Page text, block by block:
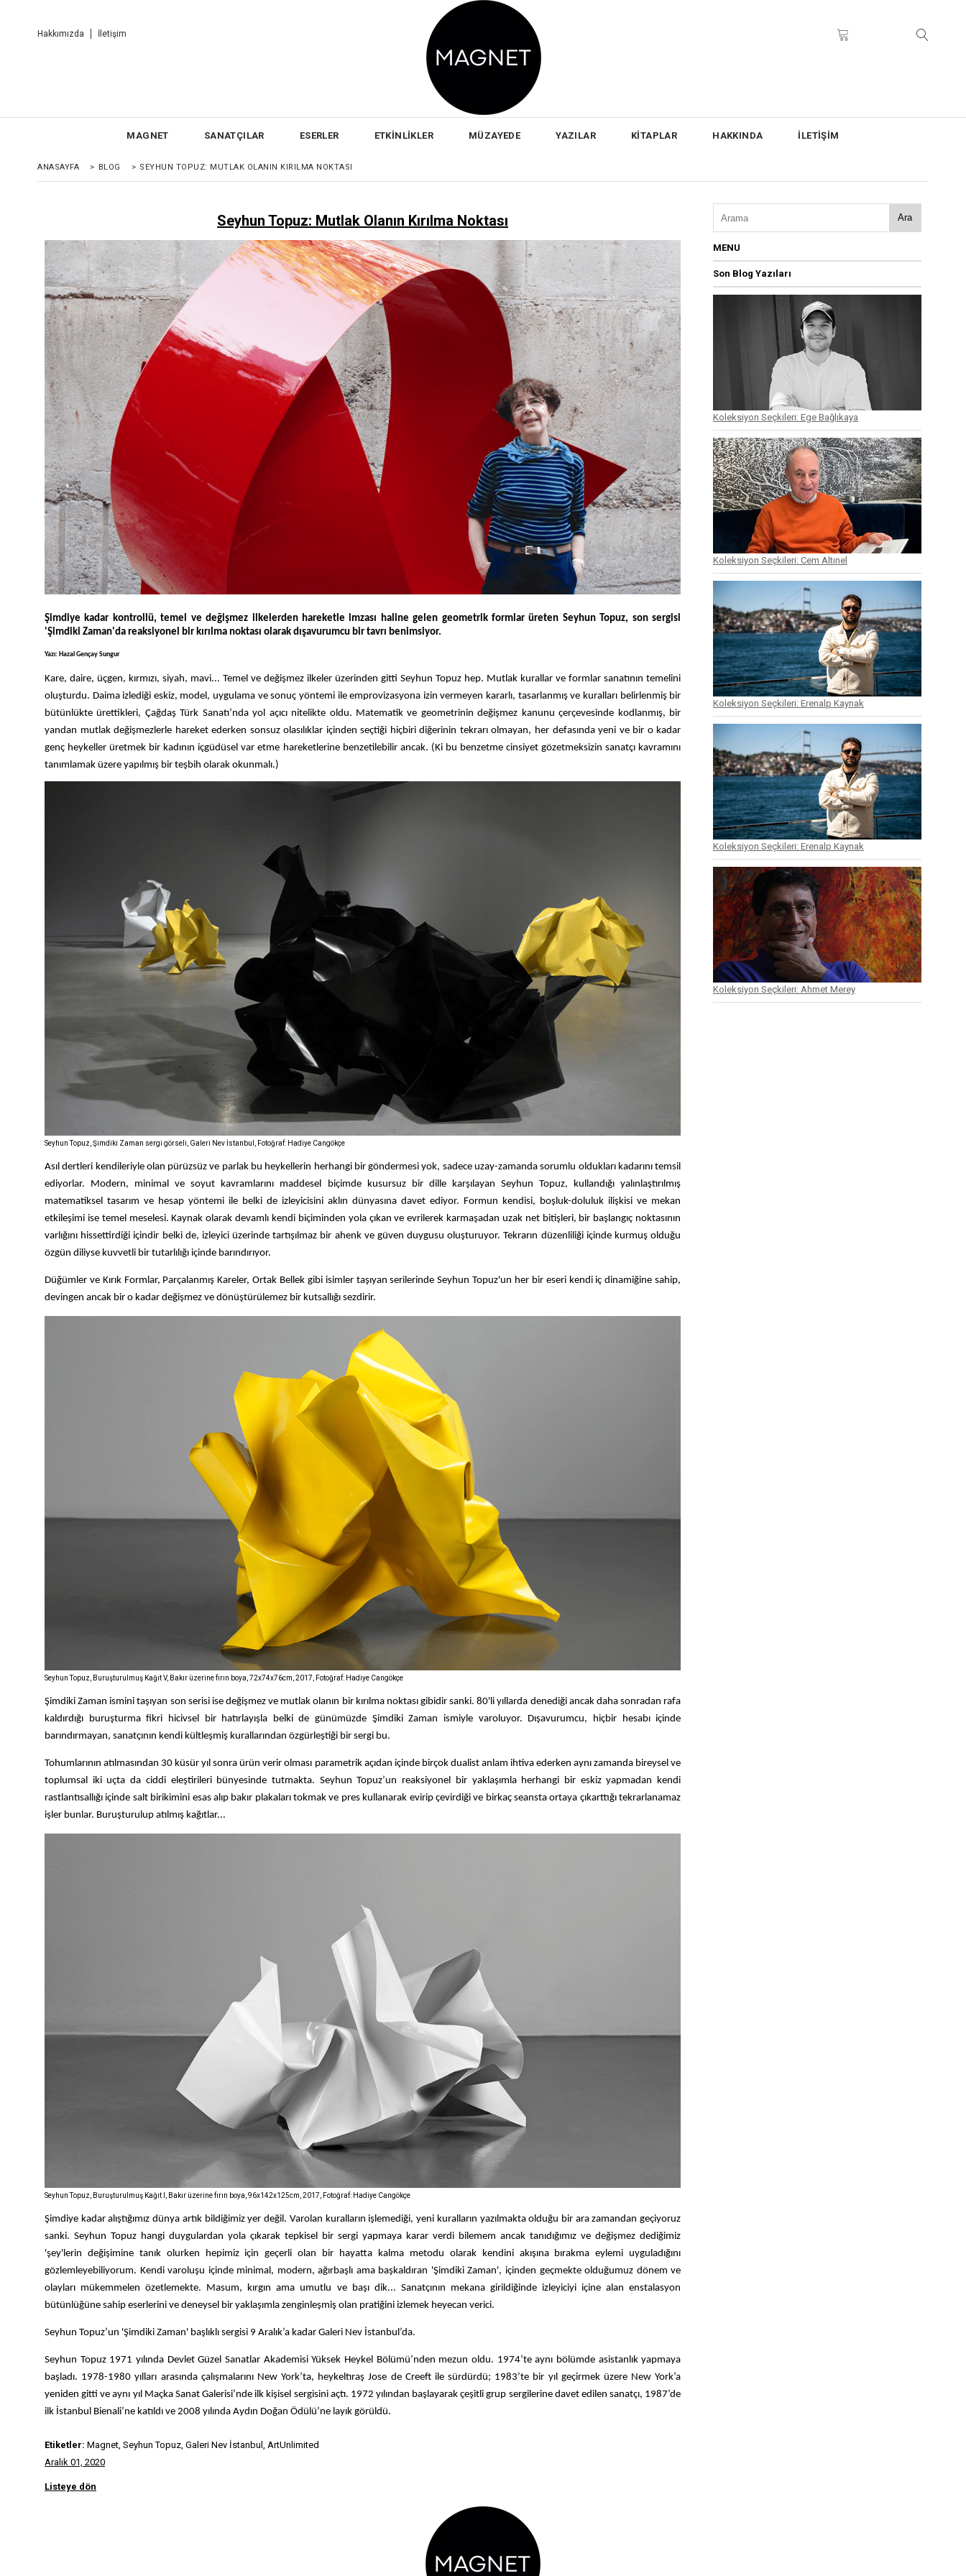
Hakkımızda İletişim
MAGNET SANATÇILAR ESERLER ETKİNLİKLER MÜZAYEDE YAZILAR KİTAPLAR HAKKINDA İLETİŞİM
ANASAYFA > BLOG > SEYHUN TOPUZ: MUTLAK OLANIN KIRILMA NOKTASI
Seyhun Topuz: Mutlak Olanın Kırılma Noktası
Şimdiye kadar kontrollü, temel ve değişmez ilkelerden hareketle imzası haline gelen geometrik formlar üreten Seyhun Topuz, son sergisi
'Şimdiki Zaman'da reaksiyonel bir kırılma noktası olarak dışavurumcu bir tavrı benimsiyor.
Yazı: Hazal Gençay Sungur
Kare, daire, üçgen, kırmızı, siyah, mavi... Temel ve değişmez ilkeler üzerinden gitti Seyhun Topuz hep. Mutlak kurallar ve formlar sanatının temelini
oluşturdu. Daima izlediği eskiz, model, uygulama ve sonuç yöntemi ile emprovizasyona izin vermeyen kararlı, tasarlanmış ve kuralları belirlenmiş bir
bütünlükte ürettikleri, Çağdaş Türk Sanatı’nda yol açıcı nitelikte oldu. Matematik ve geometrinin değişmez kanunu çerçevesinde kodlanmış, bir
yandan mutlak değişmezlerle hareket ederken sonsuz olasılıklar içinden seçtiği hiçbiri diğerinin tekrarı olmayan, her defasında yeni ve bir o kadar
genç heykeller üretmek bir kadının içgüdüsel var etme hareketlerine benzetilebilir ancak. (Ki bu benzetme cinsiyet gözetmeksizin sanatçı kavramını
tanımlamak üzere yapılmış bir teşbih olarak okunmalı.)
Seyhun Topuz, Şimdiki Zaman sergi görseli, Galeri Nev İstanbul, Fotoğraf: Hadiye Cangökçe
Asıl dertleri kendileriyle olan pürüzsüz ve parlak bu heykellerin herhangi bir göndermesi yok, sadece uzay-zamanda sorumlu oldukları kadarını temsil
ediyorlar.
Modern, minimal ve soyut kavramlarını maddesel biçimde kusursuz bir dille karşılayan Seyhun Topuz, kullandığı yalınlaştırılmış
matematiksel tasarım ve hesap yöntemi ile belki de izleyicisini aklın dünyasına davet ediyor. Formun kendisi, boşluk-doluluk ilişkisi ve mekan
etkileşimi ise temel meselesi. Kaynak olarak devamlı kendi biçiminden yola çıkan ve evrilerek karmaşadan uzak net bitişleri, bir başlangıç noktasının
varlığını hissettirdiği içindir belki de, izleyici üzerinde tartışılmaz bir ahenk ve güven duygusu oluşturuyor. Tekrarın düzenliliği içinde kurmuş olduğu
özgün diliyse kuvvetli bir tutarlılığı içinde barındırıyor.
Düğümler ve Kırık Formlar, Parçalanmış Kareler, Ortak Bellek gibi isimler taşıyan serilerinde Seyhun Topuz'un her bir eseri kendi iç dinamiğine sahip,
devingen ancak bir o kadar değişmez ve dönüştürülemez bir kutsallığı sezdirir.
Seyhun Topuz, Buruşturulmuş Kağıt V, Bakır üzerine fırın boya, 72x74x76cm, 2017, Fotoğraf: Hadiye Cangökçe
Şimdiki Zaman ismini taşıyan son serisi ise değişmez ve mutlak olanın bir kırılma noktası gibidir sanki. 80'li yıllarda denediği ancak daha sonradan rafa
kaldırdığı buruşturma fikri hicivsel bir hatırlayışla belki de günümüzde Şimdiki Zaman ismiyle varoluyor. Dışavurumcu, hiçbir hesabı içinde
barındırmayan, sanatçının kendi kültleşmiş kurallarından özgürleştiği bir sergi bu.
Tohumlarının atılmasından 30 küsür yıl sonra ürün verir olması parametrik açıdan içinde birçok dualist anlam ihtiva ederken aynı zamanda bireysel ve
toplumsal iki uçta da ciddi eleştirileri bünyesinde tutmakta. Seyhun Topuz’un reaksiyonel bir yaklaşımla herhangi bir eskiz yapmadan kendi
rastlantısallığı içinde salt birikimini esas alıp bakır plakaları tokmak ve pres kullanarak evirip çevirdiği ve birkaç seansta ortaya çıkarttığı tekrarlanamaz
işler bunlar. Buruşturulup atılmış kağıtlar...
Seyhun Topuz, Buruşturulmuş Kağıt I, Bakır üzerine fırın boya, 96x142x125cm, 2017, Fotoğraf: Hadiye Cangökçe
Şimdiye kadar alıştığımız dünya artık bildiğimiz yer değil. Varolan kuralların işlemediği, yeni kuralların yazılmakta olduğu bir ara zamandan geçiyoruz
sanki. Seyhun Topuz hangi duygulardan yola çıkarak tepkisel bir sergi yapmaya karar verdi bilemem ancak tanıdığımız ve değişmez dediğimiz
'şey'lerin değişimine tanık olurken hepimiz için geçerli olan bir hayatta kalma metodu olarak kendini akışına bırakma eylemi uyguladığını
gözlemleyebiliyorum. Kendi varoluşu içinde minimal, modern, ağırbaşlı ama başkaldıran 'Şimdiki Zaman', içinden geçmekte olduğumuz dönem ve
olayları mükemmelen özetlemekte. Masum, kırgın ama umutlu ve başı dik... Sanatçının mekana girildiğinde izleyiciyi içine alan enstalasyon
bütünlüğüne sahip eserlerini ve deneysel bir yaklaşımla zenginleşmiş olan pratiğini izlemek heyecan verici.
Seyhun Topuz’un 'Şimdiki Zaman' başlıklı sergisi 9 Aralık’a kadar Galeri Nev İstanbul’da.
Seyhun Topuz 1971 yılında Devlet Güzel Sanatlar Akademisi Yüksek Heykel Bölümü’nden mezun oldu. 1974’te aynı bölümde asistanlık yapmaya
başladı. 1978-1980 yılları arasında çalışmalarını New York’ta, heykeltıraş Jose de Creeft ile sürdürdü; 1983’te bir yıl geçirmek üzere New York’a
yeniden gitti ve aynı yıl Maçka Sanat Galerisi’nde ilk kişisel sergisini açtı. 1972 yılından başlayarak çeşitli grup sergilerine davet edilen sanatçı, 1987’de
ilk İstanbul Bienali’ne katıldı ve 2008 yılında Aydın Doğan Ödülü’ne layık görüldü.
Etiketler: Magnet, Seyhun Topuz, Galeri Nev İstanbul, ArtUnlimited
Aralık 01, 2020
Listeye dön
Ara
MENU
Son Blog Yazıları
Koleksiyon Seçkileri: Ege Bağlıkaya
Koleksiyon Seçkileri: Cem Altınel
Koleksiyon Seçkileri: Erenalp Kaynak
Koleksiyon Seçkileri: Erenalp Kaynak
Koleksiyon Seçkileri: Ahmet Merey